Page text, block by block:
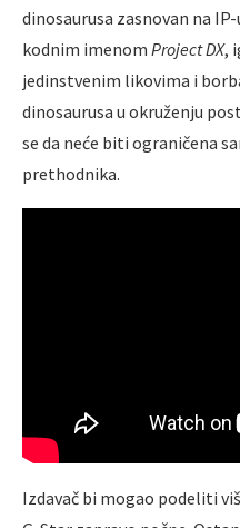
dinosaurusa zasnovan na IP-
kodnim imenom Project DX,
jedinstvenim likovima i
dinosaurusa u okruženju
se da neće biti ograničena
prethodnika.
Izdavač bi mogao podeliti